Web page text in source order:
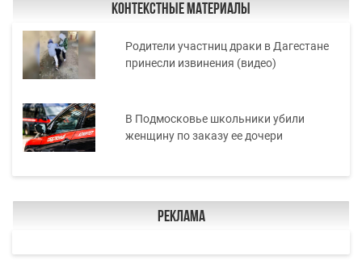
Контекстные материалы
Родители участниц драки в Дагестане
принесли извинения (видео)
В Подмосковье школьники убили
женщину по заказу ее дочери
Реклама